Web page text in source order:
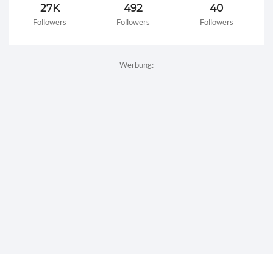
27K
Followers
492
Followers
40
Followers
Werbung: